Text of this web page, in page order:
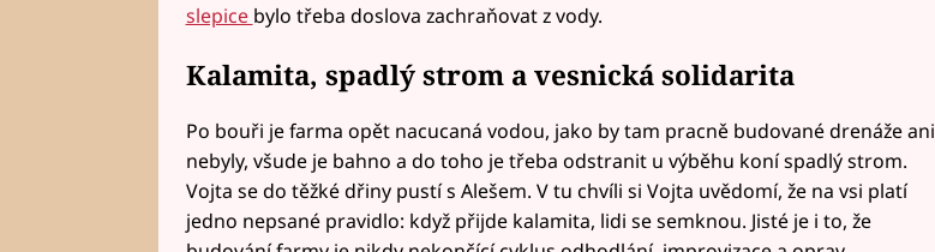
slepice bylo třeba doslova zachraňovat z vody.
Kalamita, spadlý strom a vesnická solidarita
Po bouři je farma opět nacucaná vodou, jako by tam pracně budované drenáže ani
nebyly, všude je bahno a do toho je třeba odstranit u výběhu koní spadlý strom.
Vojta se do těžké dřiny pustí s Alešem. V tu chvíli si Vojta uvědomí, že na vsi platí
jedno nepsané pravidlo: když přijde kalamita, lidi se semknou. Jisté je i to, že